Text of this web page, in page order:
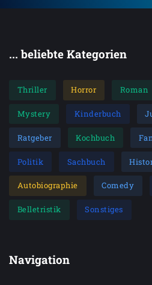
... beliebte Kategorien
Thriller Horror Roman
Mystery Kinderbuch
Ratgeber Kochbuch
Politik Sachbuch
Autobiographie Comedy
Belletristik Sonstiges
Navigation